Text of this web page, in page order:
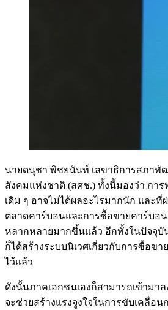
นายดนุชา พิชยนันท์ เลขาธิการสภาพั
สังคมแห่งชาติ (สศช.) ทั้งนี้มองว่า กา
เดิม ๆ อาจไม่ได้ผลอะไรมากนัก และ
ตลาดคาร์บอนและการซื้อขายคาร์บอ
หลากหลายมากขึ้นแล้ว อีกทั้งในปัจจุบั
ก็ได้สร้างระบบนิเวศเกี่ยวกับการซื้อขา
ไว้แล้ว
ดังนั้นภาคเอกชนเองก็สามารถเข้ามา
จะช่วยสร้างแรงจูงใจในการขับเคลื่อ